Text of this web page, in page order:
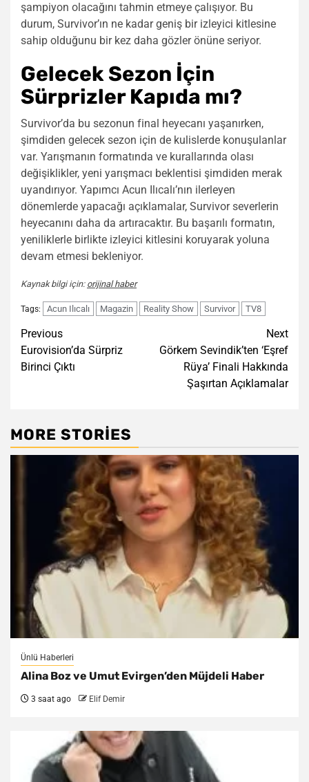
şampiyon olacağını tahmin etmeye çalışıyor. Bu
durum, Survivor’ın ne kadar geniş bir izleyici kitlesine
sahip olduğunu bir kez daha gözler önüne seriyor.
Gelecek Sezon İçin
Sürprizler Kapıda mı?
Survivor’da bu sezonun final heyecanı yaşanırken,
şimdiden gelecek sezon için de kulislerde konuşulanlar
var. Yarışmanın formatında ve kurallarında olası
değişiklikler, yeni yarışmacı beklentisi şimdiden merak
uyandırıyor. Yapımcı Acun Ilıcalı’nın ilerleyen
dönemlerde yapacağı açıklamalar, Survivor severlerin
heyecanını daha da artıracaktır. Bu başarılı formatın,
yeniliklerle birlikte izleyici kitlesini koruyarak yoluna
devam etmesi bekleniyor.
Kaynak bilgi için: orijinal haber
Tags: Acun Ilıcalı Magazin Reality Show Survivor TV8
Post
navigation
Previous
Eurovision’da Sürpriz
Birinci Çıktı
Next
Görkem Sevindik’ten ‘Eşref
Rüya’ Finali Hakkında
Şaşırtan Açıklamalar
MORE STORIES
Ünlü Haberleri
Alina Boz ve Umut Evirgen’den Müjdeli Haber
3 saat ago Elif Demir